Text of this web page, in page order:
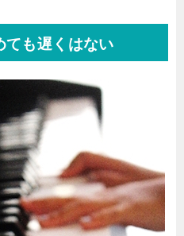
ても遅くはない